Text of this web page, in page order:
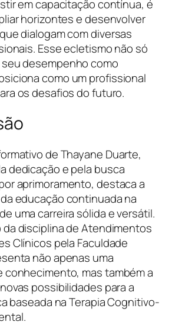
em capacitação contínua, é
horizontes e desenvolver
dialogam com diversas
Esse ecletismo não só
desempenho como
como um profissional
os desafios do futuro.
de Thayane Duarte,
dedicação e pela busca
aprimoramento, destaca a
educação continuada na
uma carreira sólida e versátil.
disciplina de Atendimentos
Clínicos pela Faculdade
não apenas uma
conhecimento, mas também a
possibilidades para a
baseada na Terapia Cognitivo-